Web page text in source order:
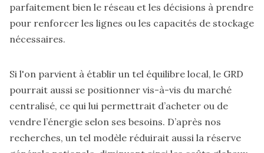
parfaitement bien le réseau et les décisions à prendre
pour renforcer les lignes ou les capacités de stockage
nécessaires.
Si l'on parvient à établir un tel équilibre local, le GRD
pourrait aussi se positionner vis-à-vis du marché
centralisé, ce qui lui permettrait d’acheter ou de
vendre l’énergie selon ses besoins. D’après nos
recherches, un tel modèle réduirait aussi la réserve